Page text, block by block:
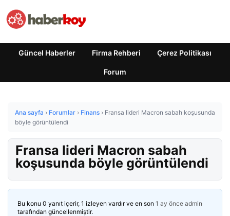
Güncel Haberler Firma Rehberi Çerez Politikası
Forum
Ana sayfa › Forumlar › Finans › Fransa lideri Macron sabah koşusunda
böyle görüntülendi
Fransa lideri Macron sabah
koşusunda böyle görüntülendi
Bu konu 0 yanıt içerir, 1 izleyen vardır ve en son 1 ay önce admin
tarafından güncellenmiştir.